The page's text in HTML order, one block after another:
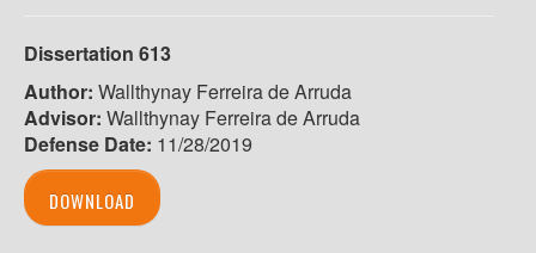
Dissertation 613
Author: Wallthynay Ferreira de Arruda
Advisor: Wallthynay Ferreira de Arruda
Defense Date: 11/28/2019
DOWNLOAD